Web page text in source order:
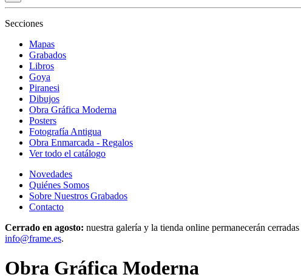
Secciones
Mapas
Grabados
Libros
Goya
Piranesi
Dibujos
Obra Gráfica Moderna
Posters
Fotografía Antigua
Obra Enmarcada - Regalos
Ver todo el catálogo
Novedades
Quiénes Somos
Sobre Nuestros Grabados
Contacto
Cerrado en agosto: nuestra galería y la tienda online permanecerán
info@frame.es.
Obra Gráfica Moderna